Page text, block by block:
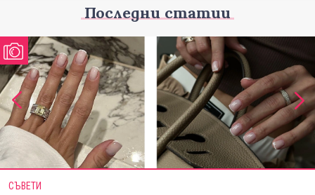
Последни статии
СЪВЕТИ